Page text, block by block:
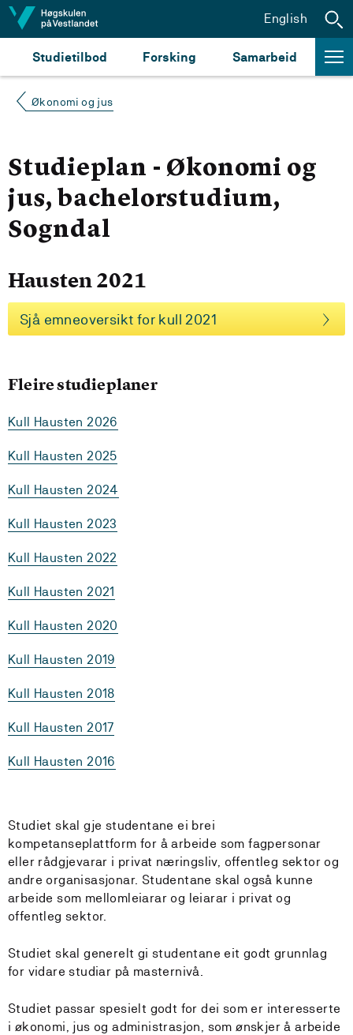
Hopp til innhald
Studietilbod Forsking Samarbeid
English
Økonomi og jus
Studieplan - Økonomi og
jus, bachelorstudium,
Sogndal
Hausten 2021
Sjå emneoversikt for kull 2021
Fleire studieplaner
Kull Hausten 2026
Kull Hausten 2025
Kull Hausten 2024
Kull Hausten 2023
Kull Hausten 2022
Kull Hausten 2021
Kull Hausten 2020
Kull Hausten 2019
Kull Hausten 2018
Kull Hausten 2017
Kull Hausten 2016
Studiet skal gje studentane ei brei
kompetanseplattform for å arbeide som fagpersonar
eller rådgjevarar i privat næringsliv, offentleg sektor og
andre organisasjonar. Studentane skal også kunne
arbeide som mellomleiarar og leiarar i privat og
offentleg sektor.
Studiet skal generelt gi studentane eit godt grunnlag
for vidare studiar på masternivå.
Studiet passar spesielt godt for dei som er interesserte
i økonomi, jus og administrasjon, som ønskjer å arbeide